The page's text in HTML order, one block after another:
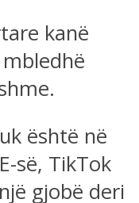
kanë
është në
së, TikTok
gjobë deri